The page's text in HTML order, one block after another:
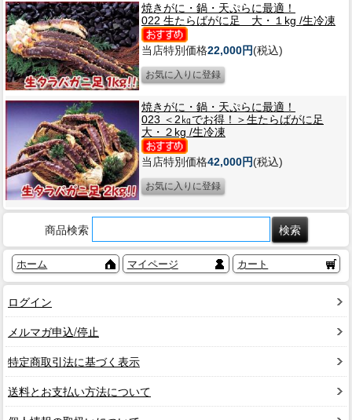
焼きがに・鍋・天ぷらに最適！
022 生たらばがに足 大・１kg /生冷凍
当店特別価格22,000円(税込)
焼きがに・鍋・天ぷらに最適！
023 ＜2㎏でお得！＞生たらばがに足
大・２kg /生冷凍
当店特別価格42,000円(税込)
商品検索
ホーム マイページ カート
ログイン
メルマガ申込/停止
特定商取引法に基づく表示
送料とお支払い方法について